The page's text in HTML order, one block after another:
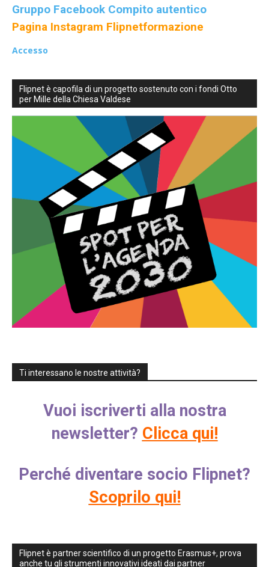
Gruppo Facebook Compito autentico
Pagina Instagram Flipnetformazione
Accesso
Flipnet è capofila di un progetto sostenuto con i fondi Otto
per Mille della Chiesa Valdese
Ti interessano le nostre attività?
Vuoi iscriverti alla nostra
newsletter? Clicca qui!
Perché diventare socio Flipnet?
Scoprilo qui!
Flipnet è partner scientifico di un progetto Erasmus+, prova
anche tu gli strumenti innovativi ideati dai partner